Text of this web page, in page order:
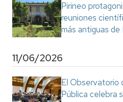
Pirineo
reuniones
más antiguas de
11/06/2026
El Observatorio
Pública celebra